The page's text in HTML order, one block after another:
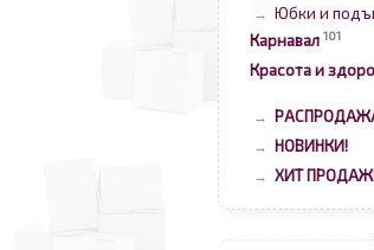
→ Юбки и
Карнавал 101
Красота и
→
→ НОВИНКИ!
→ ХИТ